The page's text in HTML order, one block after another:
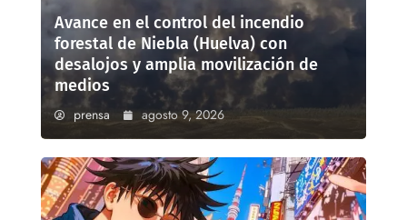
Avance en el control del incendio
forestal de Niebla (Huelva) con
desalojos y amplia movilización de
medios
prensa agosto 9, 2026